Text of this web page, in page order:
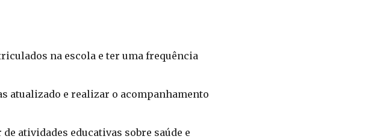
na escola e ter uma frequência
atualizado e realizar o acompanhamento
atividades educativas sobre saúde e